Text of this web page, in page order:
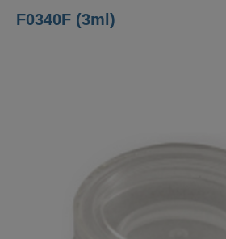
F0340F (3ml)